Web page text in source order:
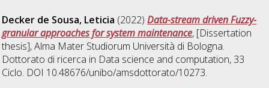
Decker de Sousa, Leticia (2022)Data-stream driven Fuzzy-
granular approaches for system maintenance, [Dissertation
thesis], Alma Mater Studiorum Università di Bologna.
Dottorato di ricerca in Data science and computation, 33
Ciclo. DOI 10.48676/unibo/amsdottorato/10273.